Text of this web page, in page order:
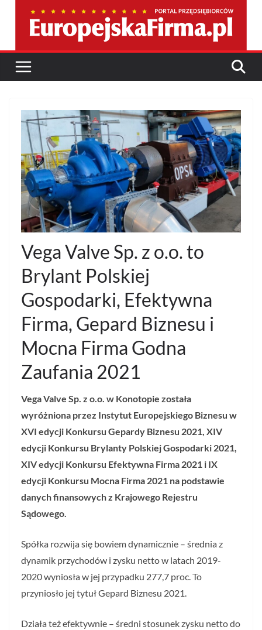
Vega Valve Sp. z o.o. to
Brylant Polskiej
Gospodarki, Efektywna
Firma, Gepard Biznesu i
Mocna Firma Godna
Zaufania 2021
Vega Valve Sp. z o.o. w Konotopie została
wyróżniona przez Instytut Europejskiego Biznesu w
XVI edycji Konkursu Gepardy Biznesu 2021, XIV
edycji Konkursu Brylanty Polskiej Gospodarki 2021,
XIV edycji Konkursu Efektywna Firma 2021 i IX
edycji Konkursu Mocna Firma 2021 na podstawie
danych finansowych z Krajowego Rejestru
Sądowego.
Spółka rozwija się bowiem dynamicznie – średnia z
dynamik przychodów i zysku netto w latach 2019-
2020 wyniosła w jej przypadku 277,7 proc. To
przyniosło jej tytuł Gepard Biznesu 2021.
Działa też efektywnie – średni stosunek zysku netto do